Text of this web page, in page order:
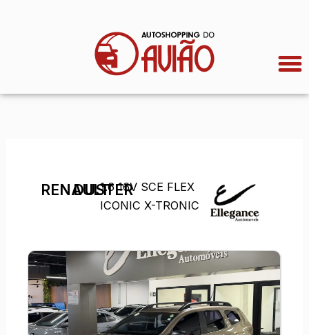
RENAULT
DUSTER
1.6 16V SCE FLEX
ICONIC X-TRONIC